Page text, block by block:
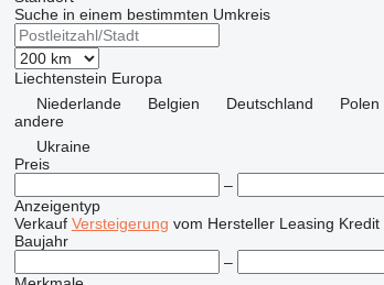
Suche in einem bestimmten Umkreis
Liechtenstein Europa
Niederlande
Belgien Deutschland Polen
andere
Ukraine
Preis
–
Anzeigentyp
Verkauf Versteigerung vom Hersteller Leasing Kredit
Baujahr
–